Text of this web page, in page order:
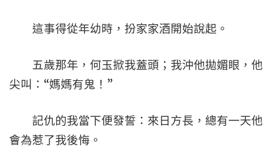
這事得從年幼時，扮家家酒開始說起。
五歲那年，何玉掀我蓋頭；我沖他拋媚眼，他
尖叫：“媽媽有鬼！”
記仇的我當下便發誓：來日方長，總有一天他
會為惹了我後悔。